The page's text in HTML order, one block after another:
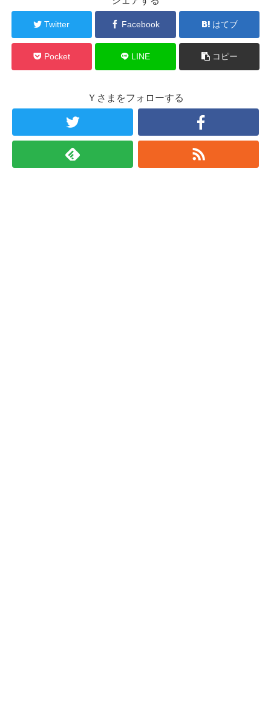
Twitter Facebook はてブ
Pocket LINE コピー
Ｙさまをフォローする